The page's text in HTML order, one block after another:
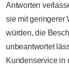
Antworten
sie mit geringerer
würden, die
unbeantwortet
Kundenservice in